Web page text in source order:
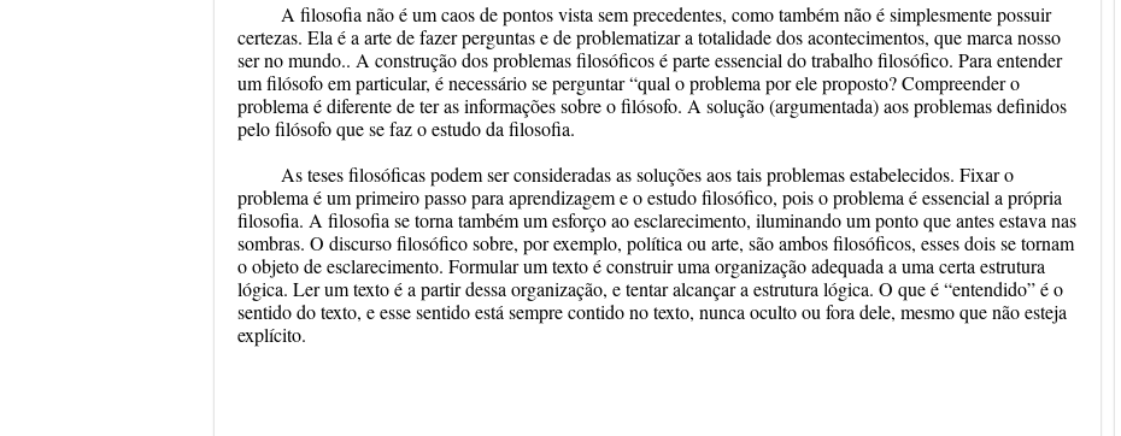
A filosofia não é um caos de pontos vista sem precedentes, como também não é simplesmente possuir
certezas. Ela é a arte de fazer perguntas e de problematizar a totalidade dos acontecimentos, que marca nosso
ser no mundo.. A construção dos problemas filosóficos é parte essencial do trabalho filosófico. Para entender
um filósofo em particular, é necessário se perguntar “qual o problema por ele proposto? Compreender o
problema é diferente de ter as informações sobre o filósofo. A solução (argumentada) aos problemas definidos
pelo filósofo que se faz o estudo da filosofia.
As teses filosóficas podem ser consideradas as soluções aos tais problemas estabelecidos. Fixar o
problema é um primeiro passo para aprendizagem e o estudo filosófico, pois o problema é essencial a própria
filosofia. A filosofia se torna também um esforço ao esclarecimento, iluminando um ponto que antes estava nas
sombras. O discurso filosófico sobre, por exemplo, política ou arte, são ambos filosóficos, esses dois se tornam
o objeto de esclarecimento. Formular um texto é construir uma organização adequada a uma certa estrutura
lógica. Ler um texto é a partir dessa organização, e tentar alcançar a estrutura lógica. O que é “entendido” é o
sentido do texto, e esse sentido está sempre contido no texto, nunca oculto ou fora dele, mesmo que não esteja
explícito.